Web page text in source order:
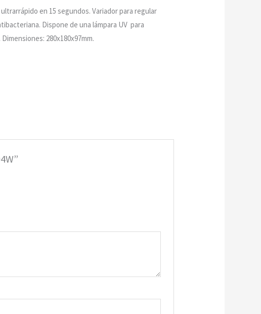
en 15 segundos. Variador para regular
Dispone de una lámpara UV para
280x180x97mm.